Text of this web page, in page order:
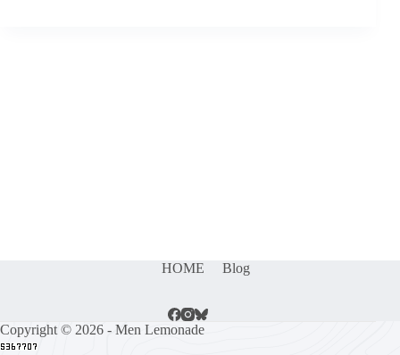
HOME Blog
Copyright © 2026 - Men Lemonade